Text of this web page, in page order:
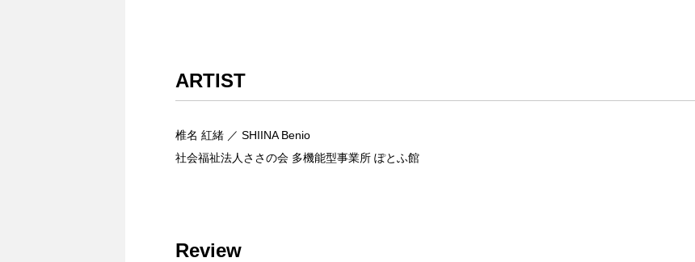
ARTIST
椎名 紅緒 ／ SHIINA Benio
社会福祉法人ささの会 多機能型事業所 ぽとふ館
Review